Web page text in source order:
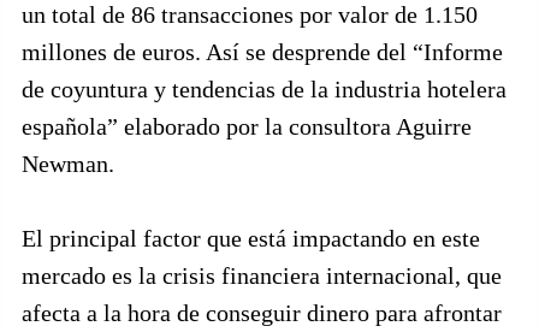
un total de 86 transacciones por valor de 1.150
millones de euros. Así se desprende del “Informe
de coyuntura y tendencias de la industria hotelera
española” elaborado por la consultora Aguirre
Newman.
El principal factor que está impactando en este
mercado es la crisis financiera internacional, que
afecta a la hora de conseguir dinero para afrontar